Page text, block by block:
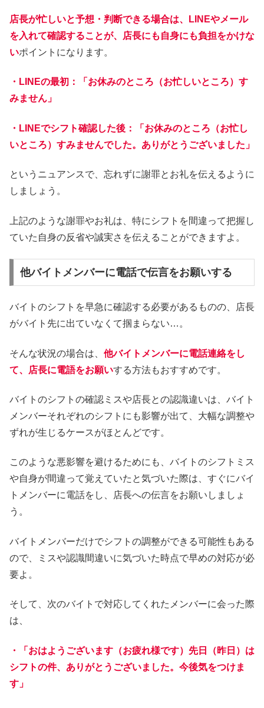
店長が忙しいと予想・判断できる場合は、LINEやメール
を入れて確認することが、店長にも自身にも負担をかけな
いポイントになります。
・LINEの最初：「お休みのところ（お忙しいところ）す
みません」
・LINEでシフト確認した後：「お休みのところ（お忙し
いところ）すみませんでした。ありがとうございました」
というニュアンスで、忘れずに謝罪とお礼を伝えるように
しましょう。
上記のような謝罪やお礼は、特にシフトを間違って把握し
ていた自身の反省や誠実さを伝えることができますよ。
他バイトメンバーに電話で伝言をお願いする
バイトのシフトを早急に確認する必要があるものの、店長
がバイト先に出ていなくて掴まらない…。
そんな状況の場合は、 他バイトメンバーに電話連絡をし
て、店長に電語をお願いする方法もおすすめです。
バイトのシフトの確認ミスや店長との認識違いは、バイト
メンバーそれぞれのシフトにも影響が出て、大幅な調整や
ずれが生じるケースがほとんどです。
このような悪影響を避けるためにも、バイトのシフトミス
や自身が間違って覚えていたと気づいた際は、すぐにバイ
トメンバーに電話をし、店長への伝言をお願いしましょ
う。
バイトメンバーだけでシフトの調整ができる可能性もある
ので、ミスや認識間違いに気づいた時点で早めの対応が必
要よ。
そして、次のバイトで対応してくれたメンバーに会った際
は、
・「おはようございます（お疲れ様です）先日（昨日）は
シフトの件、ありがとうございました。今後気をつけま
す」